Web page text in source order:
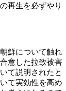
再生を必ずやり
鮮について触れ
意した拉致被害
て説明されたと
て実効性を高め